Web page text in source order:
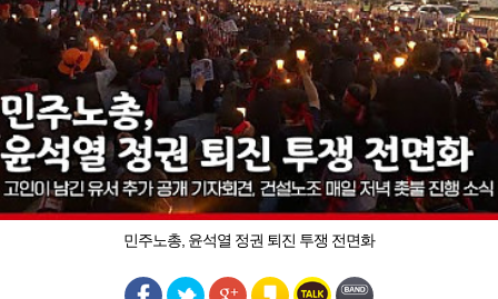
민주노총, 윤석열 정권 퇴진 투쟁 전면화